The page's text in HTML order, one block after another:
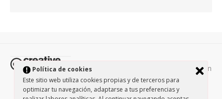
Política de cookies
Este sitio web utiliza cookies propias y de terceros para
optimizar tu navegación, adaptarse a tus preferencias y
Todos los contenidos de esta página están
protegidos por la licencia Creative Commons Attribution-
NonCommercial-ShareAlike 3.0. / Política de privacidad